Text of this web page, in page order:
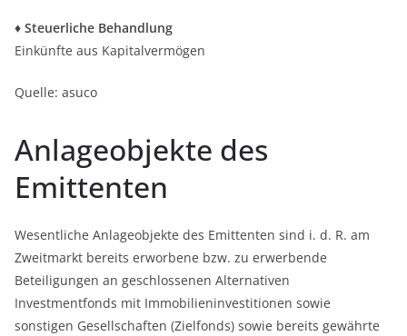
♦ Steuerliche Behandlung
Einkünfte aus Kapitalvermögen
Quelle: asuco
Anlageobjekte des
Emittenten
Wesentliche Anlageobjekte des Emittenten sind i. d. R. am
Zweitmarkt bereits erworbene bzw. zu erwerbende
Beteiligungen an geschlossenen Alternativen
Investmentfonds mit Immobilieninvestitionen sowie
sonstigen Gesellschaften (Zielfonds) sowie bereits gewährte